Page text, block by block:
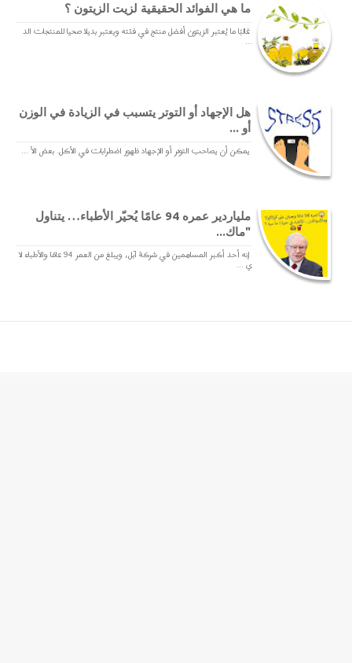
ما هي الفوائد الحقيقية لزيت الزيتون ؟
غالبًا ما يُعتبر الزيتون أفضل منتج في فئته ويعتبر بديلا صحيا للمنتجات الد
...
هل الإجهاد أو التوتر يتسبب في الزيادة في الوزن
أو ...
يمكن أن يصاحب التوتر أو الإجهاد ظهور اضطرابات في الأكل. بعض الأ ...
ملياردير عمره 94 عامًا يُحيّر الأطباء… يتناول
"ماك...
إنه أحد أكبر المساهمين في شركة آبل، ويبلغ من العمر 94 عامًا والأطباء لا
ي ...